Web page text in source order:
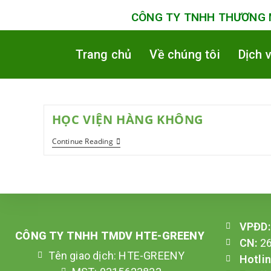
CÔNG TY TNHH THƯƠNG
Trang chủ Về chúng tôi Dịch
HỌC VIỆN HÀNG KHÔNG
Continue Reading
CÔNG TY TNHH TMDV HTE-GREENY
Tên giao dịch: HTE-GREENY
VPĐD:
CN: